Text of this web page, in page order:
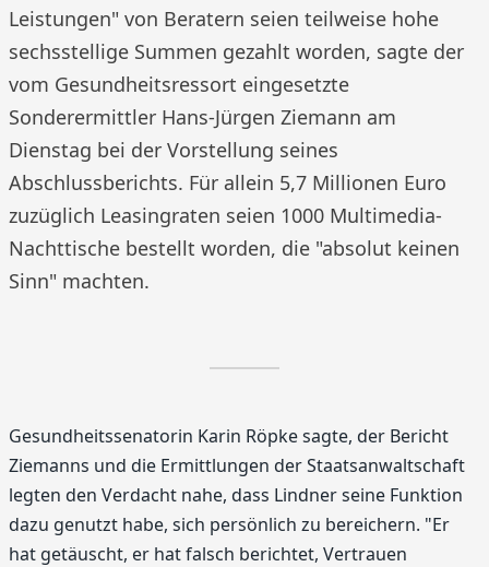
Leistungen" von Beratern seien teilweise hohe
sechsstellige Summen gezahlt worden, sagte der
vom Gesundheitsressort eingesetzte
Sonderermittler Hans-Jürgen Ziemann am
Dienstag bei der Vorstellung seines
Abschlussberichts. Für allein 5,7 Millionen Euro
zuzüglich Leasingraten seien 1000 Multimedia-
Nachttische bestellt worden, die "absolut keinen
Sinn" machten.
Gesundheitssenatorin Karin Röpke sagte, der Bericht
Ziemanns und die Ermittlungen der Staatsanwaltschaft
legten den Verdacht nahe, dass Lindner seine Funktion
dazu genutzt habe, sich persönlich zu bereichern. "Er
hat getäuscht, er hat falsch berichtet, Vertrauen